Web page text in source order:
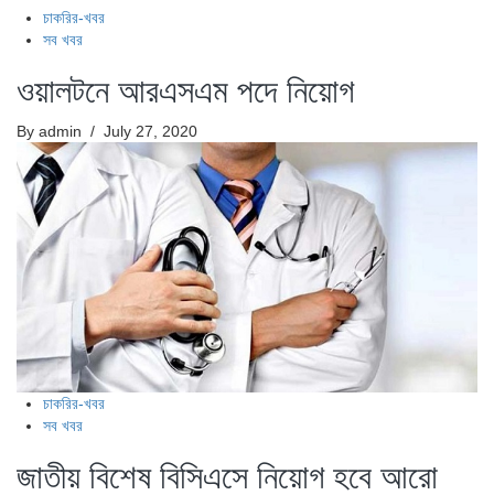
চাকরির-খবর
সব খবর
ওয়ালটনে আরএসএম পদে নিয়োগ
By admin / July 27, 2020
চাকরির-খবর
সব খবর
জাতীয় বিশেষ বিসিএসে নিয়োগ হবে আরো